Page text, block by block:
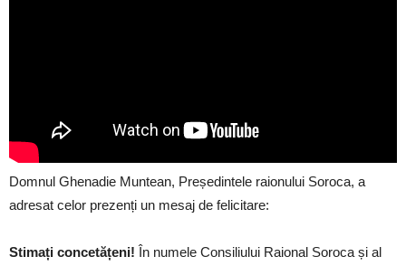
Domnul Ghenadie Muntean, Președintele raionului Soroca, a
adresat celor prezenți un mesaj de felicitare:
Stimați concetățeni! În numele Consiliului Raional Soroca și al